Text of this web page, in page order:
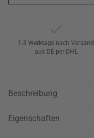
1-3 Werktage nach Versand
aus DE per DHL
Beschreibung
Eigenschaften